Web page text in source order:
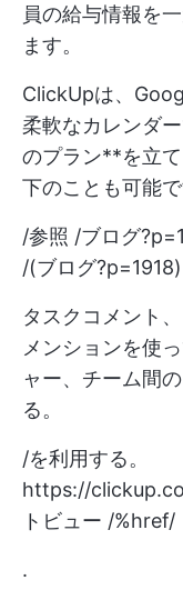
員の給与情報を
ます。
ClickUpは、
柔軟なカレンダ
のプラン**を立
下のことも可能で
/参照 /ブログ
/(ブログ?p=1918)
タスクコメント
メンションを使
ャー、チーム間
る。
/を利用する。
https://
トビュー /%href/
.